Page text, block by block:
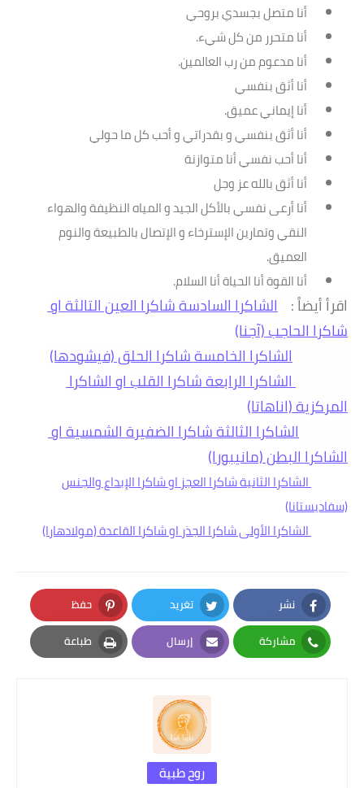
أنا متصل بجسدي بروحي
أنا متحرر من كل شيء.
أنا مدعوم من رب العالمين.
أنا أثق بنفسي
أنا إيماني عميق.
أنا أثق بنفسي و بقدراتي و أحب كل ما حولي
أنا أحب نفسي أنا متوازنة
أنا أثق بالله عز وجل
أنا أرعى نفسي بالأكل الجيد و المياه النظيفة والهواء
النقي وتمارين الإسترخاء و الإتصال بالطبيعة والنوم
العميق.
أنا القوة أنا الحياة أنا السلام.
اقرأ أيضاً :
الشاكرا السادسة شاكرا العين التالثة او
شاكرا الحاجب (آجنا)
الشاكرا الخامسة شاكرا الحلق (فيشودها)
الشاكرا الرابعة شاكرا القلب او الشاكرا
المركزية (اناهاتا)
الشاكرا الثالثة شاكرا الضفيرة الشمسية او
الشاكرا البطن (مانيبورا)
الشاكرا الثانية شاكرا العجز او شاكرا الإبداع والجنس
(سفاديستانا)
الشاكرا الأولى شاكرا الجذر او شاكرا القاعدة (مولادهارا)
نشر
Facebook
تغريد
Twitter
حفظ
Pinterest
مشاركة
Whatsapp
إرسال
Email
طباعة
Print
روح طبية